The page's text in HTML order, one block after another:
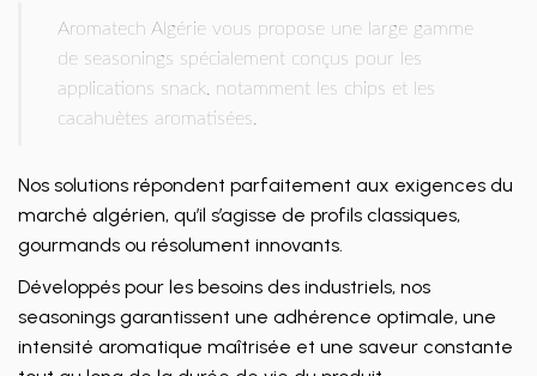
Aromatech Algérie vous propose une large gamme
de seasonings spécialement conçus pour les
applications snack, notamment les chips et les
cacahuètes aromatisées.
Nos solutions répondent parfaitement aux exigences du
marché algérien, qu’il s’agisse de profils classiques,
gourmands ou résolument innovants.
Développés pour les besoins des industriels, nos
seasonings garantissent une adhérence optimale, une
intensité aromatique maîtrisée et une saveur constante